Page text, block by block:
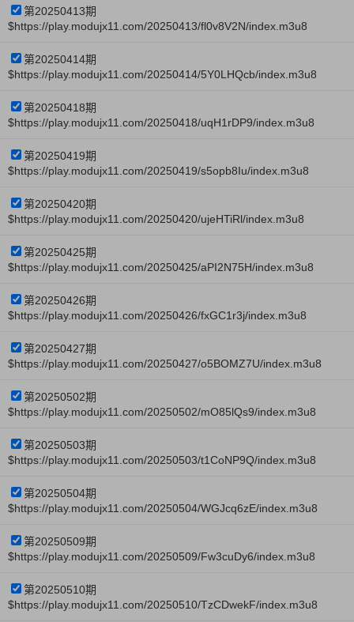
第20250413期
$https://play.modujx11.com/20250413/fl0v8V2N/index.m3u8
第20250414期
$https://play.modujx11.com/20250414/5Y0LHQcb/index.m3u8
第20250418期
$https://play.modujx11.com/20250418/uqH1rDP9/index.m3u8
第20250419期
$https://play.modujx11.com/20250419/s5opb8Iu/index.m3u8
第20250420期
$https://play.modujx11.com/20250420/ujeHTiRl/index.m3u8
第20250425期
$https://play.modujx11.com/20250425/aPI2N75H/index.m3u8
第20250426期
$https://play.modujx11.com/20250426/fxGC1r3j/index.m3u8
第20250427期
$https://play.modujx11.com/20250427/o5BOMZ7U/index.m3u8
第20250502期
$https://play.modujx11.com/20250502/mO85lQs9/index.m3u8
第20250503期
$https://play.modujx11.com/20250503/t1CoNP9Q/index.m3u8
第20250504期
$https://play.modujx11.com/20250504/WGJcq6zE/index.m3u8
第20250509期
$https://play.modujx11.com/20250509/Fw3cuDy6/index.m3u8
第20250510期
$https://play.modujx11.com/20250510/TzCDwekF/index.m3u8